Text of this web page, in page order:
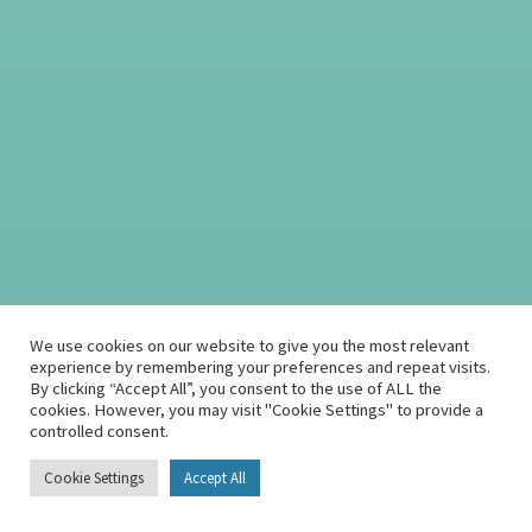
Sie kann jedoch in seltenen Fällen
vorübergehend dunkel oder dick
werden. Die Ursache der Schwellung ist
meistens eine Folge der Operation oder
ein Lymphstau.
Komplikationen bei der Beschneidung
We use cookies on our website to give you the most relevant
experience by remembering your preferences and repeat visits.
By clicking “Accept All”, you consent to the use of ALL the
cookies. However, you may visit "Cookie Settings" to provide a
controlled consent.
Cookie Settings Accept All